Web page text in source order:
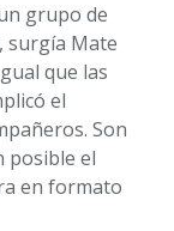
grupo de
surgía Mate
que las
el
Son
posible el
en formato